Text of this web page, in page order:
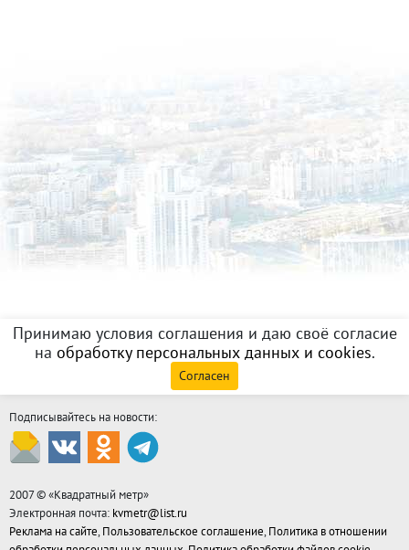
Принимаю условия соглашения и даю своё согласие
на обработку персональных данных и cookies.
Согласен
Подписывайтесь на новости:
2007 © «Квадратный метр»
Электронная почта: kvmetr@list.ru
Реклама на сайте, Пользовательское соглашение, Политика в отношении